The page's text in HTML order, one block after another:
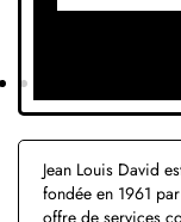
Jean Louis David
fondée en 1961
offre de services